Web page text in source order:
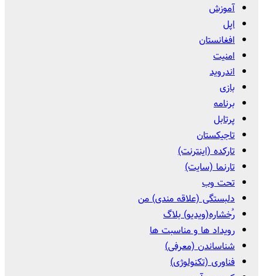
آموزش
اپل
افغانستان
امنیت
اندروید
بازی
برنامه
پرتابل
تاجیکستان
تارکده (اینترنت)
تارنما (سایت)
تحت وب
دلبستگی (علاقه مندی) من
رُخشاره(ویدیو) بلاگ
رویداد ها و مناسبت ها
شناساندن (معرفی)
فناوری (تکنولوژی)